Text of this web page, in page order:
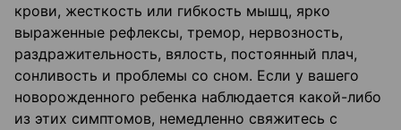
крови, жесткость или гибкость мышц, ярко
выраженные рефлексы, тремор, нервозность,
раздражительность, вялость, постоянный плач,
сонливость и проблемы со сном. Если у вашего
новорожденного ребенка наблюдается какой-либо
из этих симптомов, немедленно свяжитесь с